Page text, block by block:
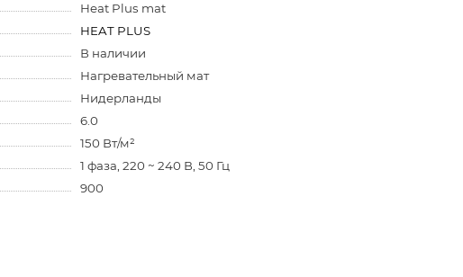
Heat Plus mat
HEAT PLUS
В наличии
Нагревательный мат
Нидерланды
6.0
150 Вт/м²
1 фаза, 220 ~ 240 В, 50 Гц
900